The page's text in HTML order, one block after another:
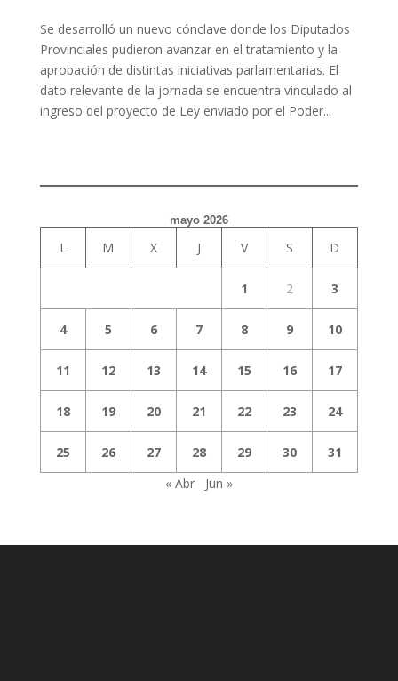
Se desarrolló un nuevo cónclave donde los Diputados
Provinciales pudieron avanzar en el tratamiento y la
aprobación de distintas iniciativas parlamentarias. El
dato relevante de la jornada se encuentra vinculado al
ingreso del proyecto de Ley enviado por el Poder...
mayo 2026
L M X J V S D
1 2 3
4 5 6 7 8 9 10
11 12 13 14 15 16 17
18 19 20 21 22 23 24
25 26 27 28 29 30
31
« Abr
Jun »